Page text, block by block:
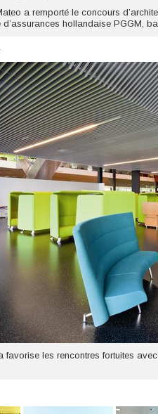
a remporté le concours
hollandaise PGGM,
favorise les rencontres fortuites